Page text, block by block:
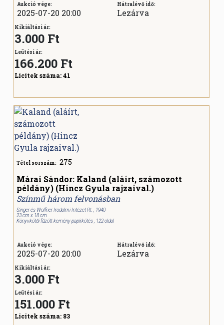
Aukció vége:
2025-07-20 20:00
Hátralévő idő:
Lezárva
Kikiáltási ár:
3.000 Ft
Leütési ár:
166.200 Ft
Licitek száma:41
Tétel sorszám: 275
Márai Sándor: Kaland (aláírt, számozott
példány) (Hincz Gyula rajzaival.)
Színmű három felvonásban
Singer és Wolfner Irodalmi Intézet Rt. , 1940
23 cm x 18 cm
Könyvkötői fűzött kemény papírkötés , 122 oldal
Aukció vége:
2025-07-20 20:00
Hátralévő idő:
Lezárva
Kikiáltási ár:
3.000 Ft
Leütési ár:
151.000 Ft
Licitek száma: 83